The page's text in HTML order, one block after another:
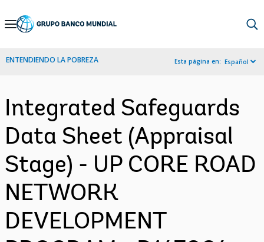
Skip
Navigation
ENTENDIENDO LA POBREZA Esta página en: Español
Integrated Safeguards
Data Sheet (Appraisal
Stage) - UP CORE ROAD
NETWORK
DEVELOPMENT